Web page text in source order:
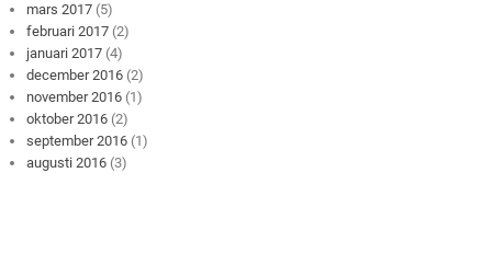
mars 2017 (5)
februari 2017 (2)
januari 2017 (4)
december 2016 (2)
november 2016 (1)
oktober 2016 (2)
september 2016 (1)
augusti 2016 (3)